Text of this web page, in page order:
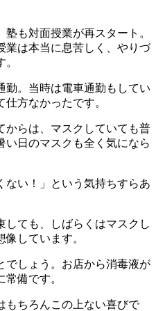
も対面授業が再スタート。
業は本当に息苦しく、やりづ
勤。当時は電車通勤もしてい
方なかったです。
からは、マスクしていても普
い日のマスクも全く気になら
ない！」という気持ちすらあ
しても、しばらくはマスクし
しています。
でしょう。お店から消毒液が
備です。
もちろんこの上ない喜びで